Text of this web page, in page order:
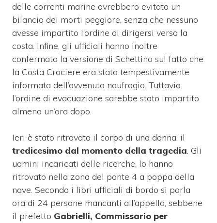
delle correnti marine avrebbero evitato un
bilancio dei morti peggiore, senza che nessuno
avesse impartito l’ordine di dirigersi verso la
costa. Infine, gli ufficiali hanno inoltre
confermato la versione di Schettino sul fatto che
la Costa Crociere era stata tempestivamente
informata dell’avvenuto naufragio. Tuttavia
l’ordine di evacuazione sarebbe stato impartito
almeno un’ora dopo.
Ieri è stato ritrovato il corpo di una donna, il
tredicesimo dal momento della tragedia. Gli
uomini incaricati delle ricerche, lo hanno
ritrovato nella zona del ponte 4 a poppa della
nave. Secondo i libri ufficiali di bordo si parla
ora di 24 persone mancanti all’appello, sebbene
il prefetto Gabrielli, Commissario per